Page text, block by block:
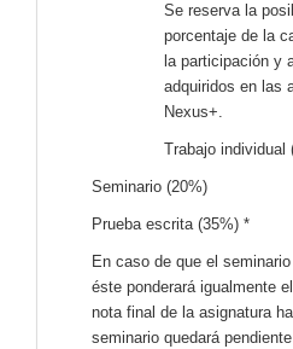
Se reserva la
porcentaje de la
la participación y
adquiridos en las
Nexus+.
Trabajo individual
Seminario (20%)
Prueba escrita (35%) *
En caso de que el
éste ponderará igualmente
nota final de la asignatura
seminario quedará